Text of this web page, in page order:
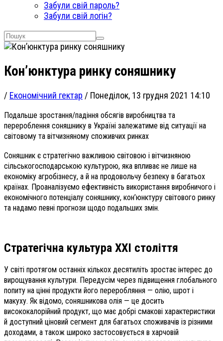
Забули свій пароль?
Забули свій логін?
Кон’юнктура ринку соняшнику
/ Економічний гектар / Понеділок, 13 грудня 2021 14:10
Подальше зростання/падіння обсягів виробництва та
перероблення соняшнику в Україні залежатиме від ситуації на
світовому та вітчизняному споживчих ринках
Соняшник є стратегічно важливою світовою і вітчизняною
сільськогосподарською культурою, яка впливає не лише на
економіку агробізнесу, а й на продовольчу безпеку в багатьох
країнах. Проаналізуємо ефективність використання виробничого і
економічного потенціалу соняшнику, кон’юнктуру світового ринку
та надамо певні прогнози щодо подальших змін.
Стратегічна культура ХХІ століття
У світі протягом останніх кількох десятиліть зростає інтерес до
вирощування культури. Передусім через підвищення глобального
попиту на цінні продукти його переробляння — олію, шрот і
макуху. Як відомо, соняшникова олія — це досить
висококалорійний продукт, що має добрі смакові характеристики
й доступний ціновий сегмент для багатьох споживачів із різними
доходами, а також широко застосовується в харчовій